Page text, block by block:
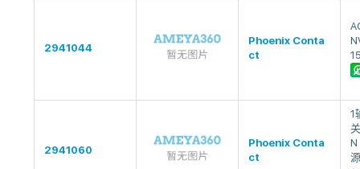
2941044
Phoenix Conta
ct
2941060
Phoenix Conta
ct
1
N